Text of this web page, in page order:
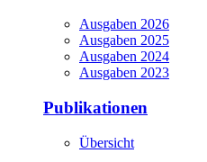
Ausgaben 2026
Ausgaben 2025
Ausgaben 2024
Ausgaben 2023
Publikationen
Übersicht